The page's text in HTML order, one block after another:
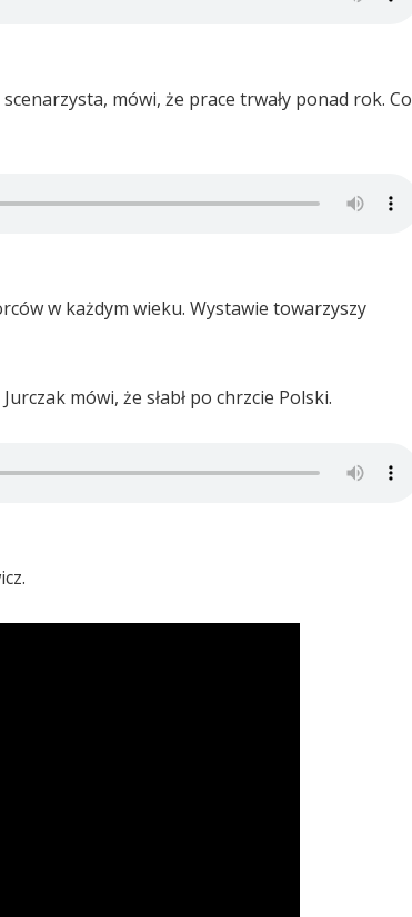
mówi, że prace trwały ponad rok. Co
w każdym wieku. Wystawie towarzyszy
mówi, że słabł po chrzcie Polski.